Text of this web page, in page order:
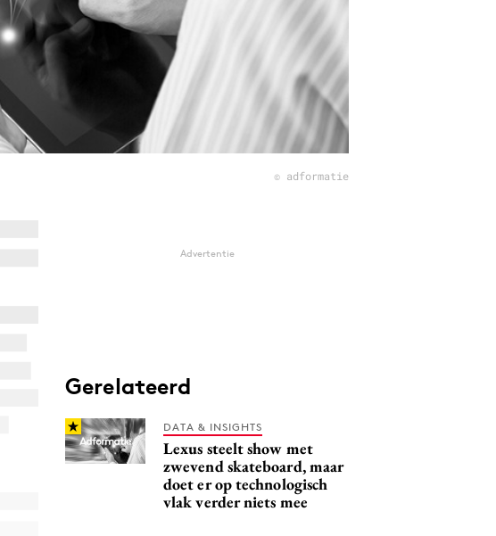
© adformatie
Advertentie
Gerelateerd
DATA & INSIGHTS
Lexus steelt show met
zwevend skateboard, maar
doet er op technologisch
vlak verder niets mee